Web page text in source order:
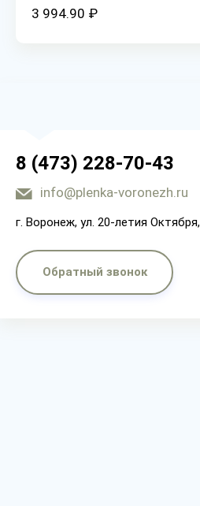
3 994.90 ₽
8 (473) 228-70-43
info@plenka-voronezh.ru
г. Воронеж, ул. 20-летия
Обратный звонок